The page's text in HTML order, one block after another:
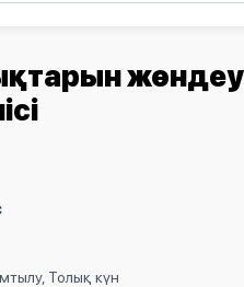
жөндеу
Толық күн